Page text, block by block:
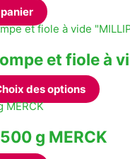
et fiole à
des options
Ce
g MERCK